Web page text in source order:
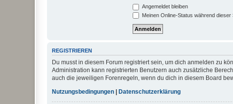
Angemeldet bleiben
Meinen Online-Status während
REGISTRIEREN
Du musst in diesem Forum registriert sein, um dich anmelden zu
Administration kann registrierten Benutzern auch zusätzliche
auch die jeweiligen Forenregeln, wenn du dich in diesem Board
Nutzungsbedingungen | Datenschutzerklärung